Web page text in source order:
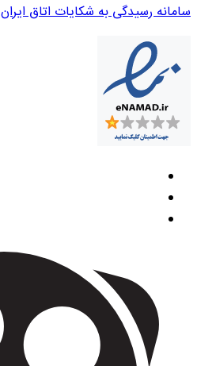
سامانه رسیدگی به شکایات اتاق ایران